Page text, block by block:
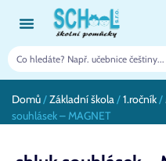
Domů/Základní škola/1.ročník/
souhlásek – MAGNET